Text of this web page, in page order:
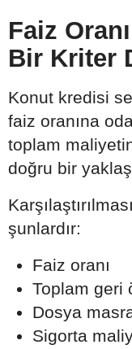
Faiz
Bir Kriter
Konut kredisi
faiz oranına
toplam
doğru bir
şunlardır:
Faiz oranı
Toplam geri
Dosya
Sigorta